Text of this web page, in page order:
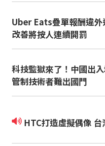
Uber Eats疊單報酬違外
改善將按人連續開罰
科技監獄來了！中國出
管制技術者難出國門
HTC打造虛擬偶像